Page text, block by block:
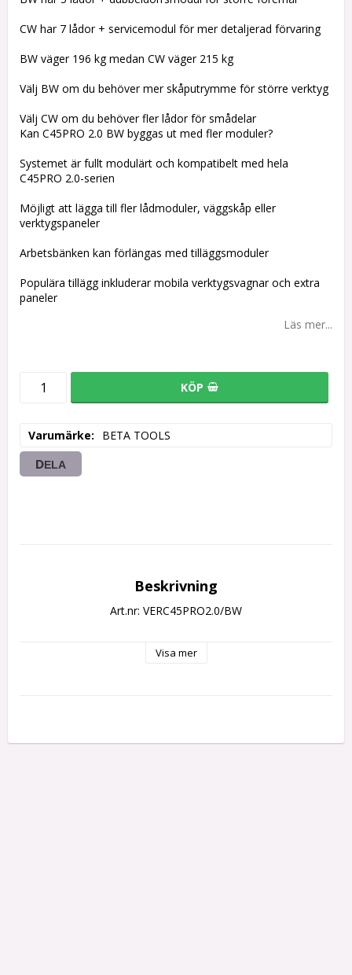
CW har 7 lådor + servicemodul för mer detaljerad förvaring
BW väger 196 kg medan CW väger 215 kg
Välj BW om du behöver mer skåputrymme för större verktyg
Välj CW om du behöver fler lådor för smådelar
Kan C45PRO 2.0 BW byggas ut med fler moduler?
Systemet är fullt modulärt och kompatibelt med hela
C45PRO 2.0-serien
Möjligt att lägga till fler lådmoduler, väggskåp eller
verktygspaneler
Arbetsbänken kan förlängas med tilläggsmoduler
Populära tillägg inkluderar mobila verktygsvagnar och extra
paneler
Läs mer...
KÖP
Varumärke BETA TOOLS
DELA
Beskrivning
Art.nr: VERC45PRO2.0/BW
Visa mer